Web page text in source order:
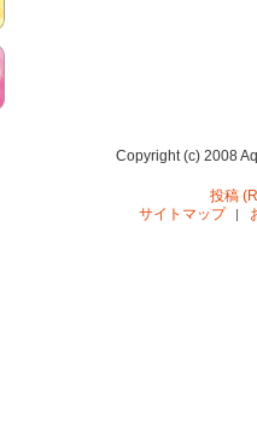
Copyright (c) 2008
投稿
サイトマップ